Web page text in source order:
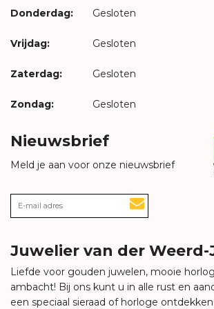
Donderdag: Gesloten
Vrijdag: Gesloten
Zaterdag: Gesloten
Zondag: Gesloten
Nieuwsbrief
Meld je aan voor onze nieuwsbrief
Juwelier van der Weerd-
Liefde voor gouden juwelen, mooie
ambacht! Bij ons kunt u in alle rust en
een speciaal sieraad of horloge